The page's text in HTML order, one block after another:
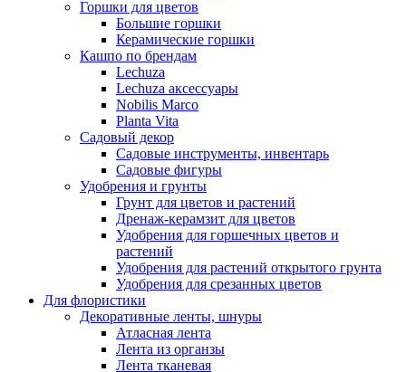
Горшки для цветов
Большие горшки
Керамические горшки
Кашпо по брендам
Lechuza
Lechuza аксессуары
Nobilis Marco
Planta Vita
Садовый декор
Садовые инструменты, инвентарь
Садовые фигуры
Удобрения и грунты
Грунт для цветов и растений
Дренаж-керамзит для цветов
Удобрения для горшечных цветов и
растений
Удобрения для растений открытого грунта
Удобрения для срезанных цветов
Для флористики
Декоративные ленты, шнуры
Атласная лента
Лента из органзы
Лента тканевая